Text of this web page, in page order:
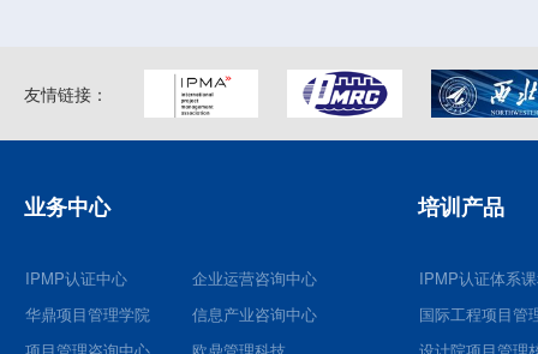
友情链接：
业务中心
IPMP认证中心
华鼎项目管理学院
企业运营咨询中心
信息产业咨询中心
培训产品
IPMP认证体系
国际工程项目管